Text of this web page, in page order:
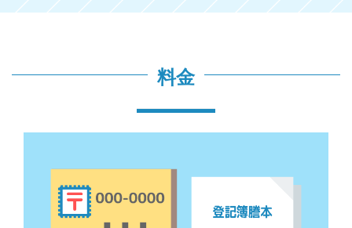
料金